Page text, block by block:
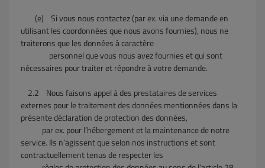
(e)
Si vous nous contactez (par ex. via une demande en
utilisant les coordonnées que nous avons fournies), nous ne
traiterons que les données à caractère
personnel que vous nous avez fournies et qui sont
nécessaires pour traiter et répondre à votre demande.
2.2
Nous faisons appel à des prestataires de services
externes pour le traitement des données mentionnées dans la
présente déclaration de protection des données,
par ex. pour l’hébergement et la maintenance de notre
service. Ils n’agissent que selon nos instructions et sont
contractuellement tenus de respecter les